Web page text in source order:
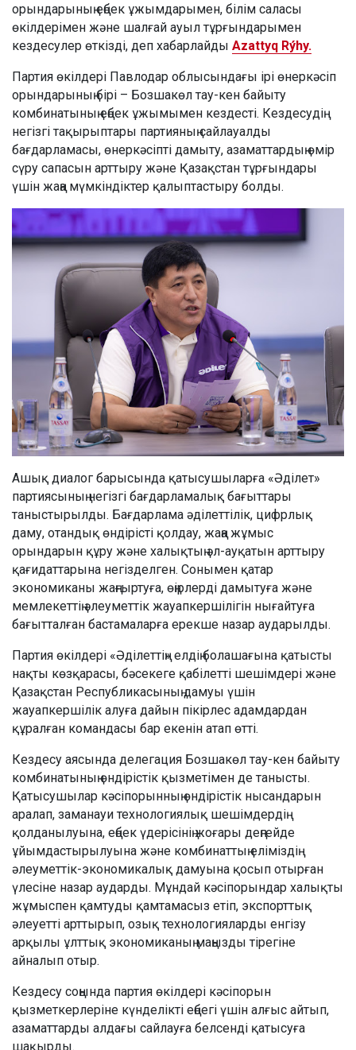
орындарының еңбек ұжымдарымен, білім саласы
өкілдерімен және шалғай ауыл тұрғындарымен
кездесулер өткізді, деп хабарлайды Azattyq Rýhy.
Партия өкілдері Павлодар облысындағы ірі өнеркәсіп
орындарының бірі – Бозшакөл тау-кен байыту
комбинатының еңбек ұжымымен кездесті. Кездесудің
негізгі тақырыптары партияның сайлауалды
бағдарламасы, өнеркәсіпті дамыту, азаматтардың өмір
сүру сапасын арттыру және Қазақстан тұрғындары
үшін жаңа мүмкіндіктер қалыптастыру болды.
Ашық диалог барысында қатысушыларға «Әділет»
партиясының негізгі бағдарламалық бағыттары
таныстырылды. Бағдарлама әділеттілік, цифрлық
даму, отандық өндірісті қолдау, жаңа жұмыс
орындарын құру және халықтың әл-ауқатын арттыру
қағидаттарына негізделген. Сонымен қатар
экономиканы жаңғыртуға, өңірлерді дамытуға және
мемлекеттің әлеуметтік жауапкершілігін нығайтуға
бағытталған бастамаларға ерекше назар аударылды.
Партия өкілдері «Әділеттің» елдің болашағына қатысты
нақты көзқарасы, бәсекеге қабілетті шешімдері және
Қазақстан Республикасының дамуы үшін
жауапкершілік алуға дайын пікірлес адамдардан
құралған командасы бар екенін атап өтті.
Кездесу аясында делегация Бозшакөл тау-кен байыту
комбинатының өндірістік қызметімен де танысты.
Қатысушылар кәсіпорынның өндірістік нысандарын
аралап, заманауи технологиялық шешімдердің
қолданылуына, еңбек үдерісінің жоғары деңгейде
ұйымдастырылуына және комбинаттың еліміздің
әлеуметтік-экономикалық дамуына қосып отырған
үлесіне назар аударды. Мұндай кәсіпорындар халықты
жұмыспен қамтуды қамтамасыз етіп, экспорттық
әлеуетті арттырып, озық технологияларды енгізу
арқылы ұлттық экономиканың маңызды тірегіне
айналып отыр.
Кездесу соңында партия өкілдері кәсіпорын
қызметкерлеріне күнделікті еңбегі үшін алғыс айтып,
азаматтарды алдағы сайлауға белсенді қатысуға
шақырды.